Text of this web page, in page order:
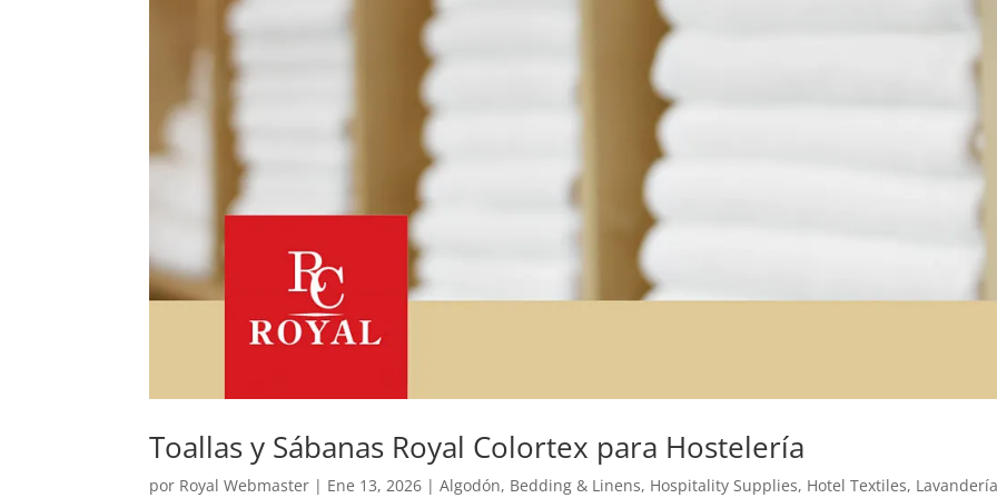
Toallas y Sábanas Royal Colortex para Hostelería
por Royal Webmaster | Ene 13, 2026 |Algodón, Bedding & Linens, Hospitality Supplies, Hotel Textiles,